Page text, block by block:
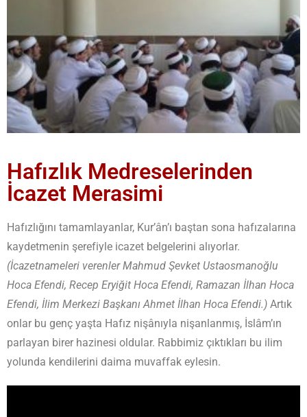
Hafızlık Medreselerinden
İcazet Merasimi
Hafızlığını tamamlayanlar, Kur’ân’ı baştan sona hafızalarına
kaydetmenin şerefiyle icazet belgelerini alıyorlar.
(İcazetnameleri verenler Mahmud Şevket Ustaosmanoğlu
Hoca Efendi, Recep Eryiğit Hoca Efendi, Ramazan İlhan Hoca
Efendi, İlim Merkezi Başkanı Ahmet İlhan Hoca Efendi.) Artık
onlar bu genç yaşta Hafız nişânıyla nişanlanmış, İslâm’ın
parlayan birer hazinesi oldular. Rabbimiz çıktıkları bu ilim
yolunda kendilerini daima muvaffak eylesin.